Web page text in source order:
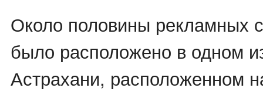
Около половины рекламных
было расположено в одном
Астрахани, расположенном